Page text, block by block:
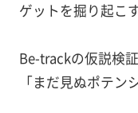
ゲットを掘り起こ
Be-trackの仮説検
「まだ見ぬポテン